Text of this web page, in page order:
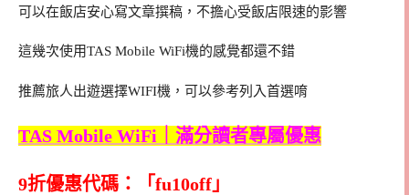
可以在飯店安心寫文章撰稿，不擔心受飯店限速的影響
這幾次使用TAS Mobile WiFi機的感覺都還不錯
推薦旅人出遊選擇WIFI機，可以參考列入首選唷
TAS Mobile WiFi｜滿分讀者專屬優惠
9折優惠代碼：「fu10off」